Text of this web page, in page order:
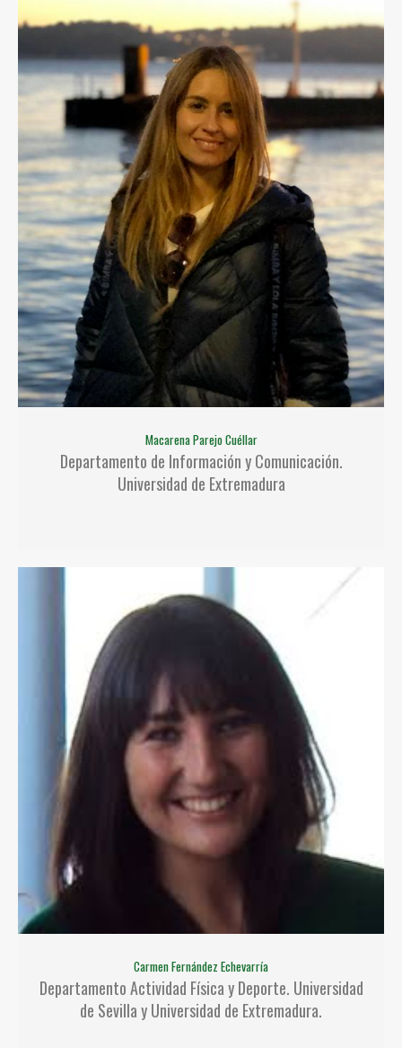
Macarena Parejo Cuéllar
Departamento de Información y Comunicación.
Universidad de Extremadura
​​Carmen Fernández Echevarría
Departamento Actividad Física y Deporte. Universidad
de Sevilla y Universidad de Extremadura.